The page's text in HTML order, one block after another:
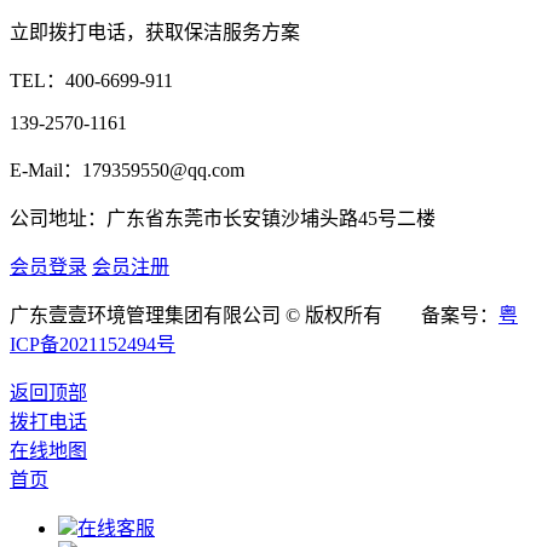
立即拨打电话，获取保洁服务方案
TEL： 400-6699-911
139-2570-1161
E-Mail：179359550@qq.com
公司地址：广东省东莞市长安镇沙埔头路45号二楼
会员登录 会员注册
广东壹壹环境管理集团有限公司 © 版权所有 备案号： 粤
ICP备2021152494号
返回顶部
拨打电话
在线地图
首页
在线客服